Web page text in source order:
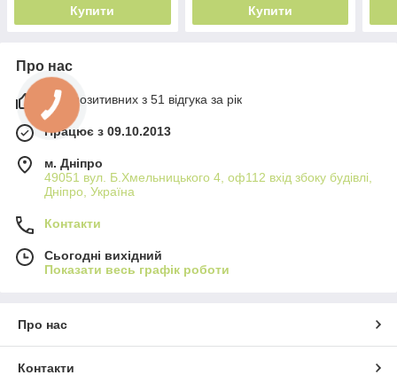
Купити Купити
Про нас
98% позитивних з 51 відгука за рік
Працює з 09.10.2013
м. Дніпро
49051 вул. Б.Хмельницького 4, оф112 вхід збоку будівлі,
Дніпро, Україна
Контакти
Сьогодні вихідний
Показати весь графік роботи
Про нас
Контакти